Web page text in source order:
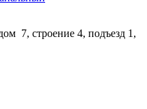
7, строение 4, подъезд 1,